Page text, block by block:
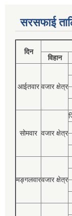
सरसफाई
दिन
विहान
आईतवार वजार क्षेत्र
सोमवार वजार क्षेत्र
मङ्गलवारवजार क्षेत्र